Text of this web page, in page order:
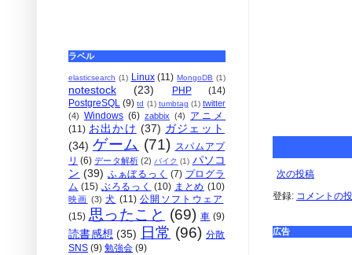
次の投稿
登録: コメントの
広告
ラベル
elasticsearch (1) Linux (11) MongoDB (1)
notestock (23) PHP
(14)
PostgreSQL (9) td (1) tumbtag (1) twitter
(4) Windows (6) zabbix (4)
アニメ
(11) お出かけ (37) ガジェット
(34) ゲーム (71) スパムアプ
リ (6) データ解析 (2) バイク (1) パソコ
ン (39) ふぁぼるっく (7) プログラ
ム (15) ぶろるっく (10) まとめ (10)
映画 (3) 犬 (11) 公開ソフトウェア
(15) 思ったこと (69) 車 (9)
読書感想 (35) 日常 (96) 分散
SNS (9) 勉強会 (9)